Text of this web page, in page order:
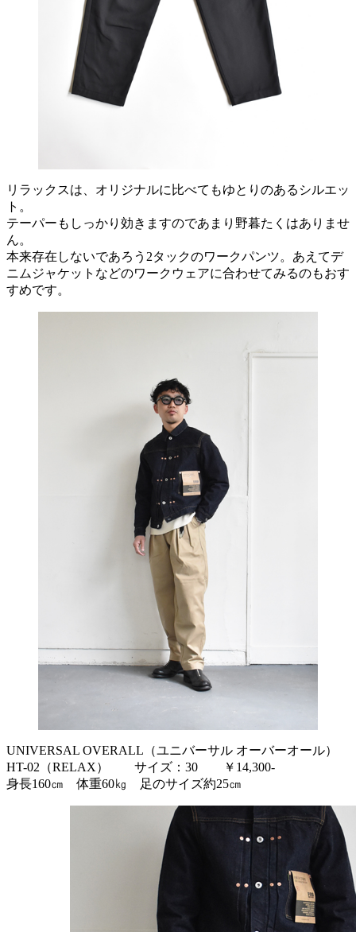
リラックスは、オリジナルに比べてもゆとりのあるシルエッ
ト。
テーパーもしっかり効きますのであまり野暮たくはありませ
ん。
本来存在しないであろう2タックのワークパンツ。あえてデ
ニムジャケットなどのワークウェアに合わせてみるのもおす
すめです。
UNIVERSAL OVERALL（ユニバーサル オーバーオール）
HT-02（RELAX） サイズ：30 ￥14,300-
身長160㎝ 体重60㎏ 足のサイズ約25㎝